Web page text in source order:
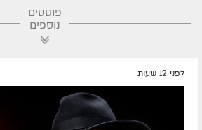
פוסטים
נוספים
לפני 12 שעות